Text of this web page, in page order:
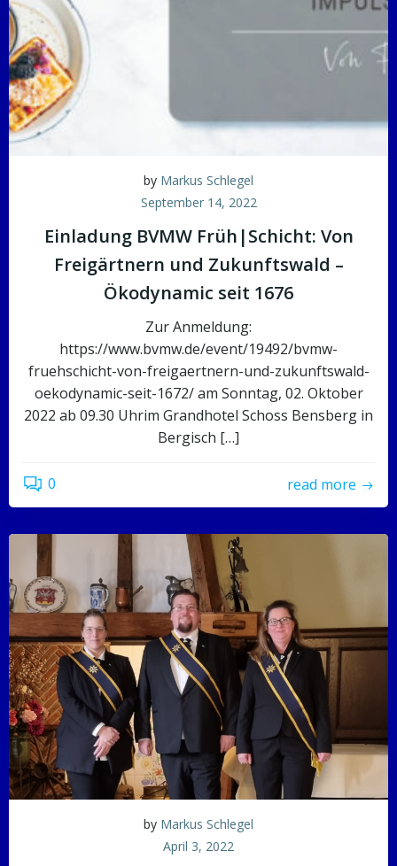
by Markus Schlegel
September 14, 2022
Einladung BVMW Früh|Schicht: Von
Freigärtnern und Zukunftswald –
Ökodynamic seit 1676
Zur Anmeldung:
https://www.bvmw.de/event/19492/bvmw-
fruehschicht-von-freigaertnern-und-zukunftswald-
oekodynamic-seit-1672/ am Sonntag, 02. Oktober
2022 ab 09.30 Uhrim Grandhotel Schoss Bensberg in
Bergisch […]
0 read more
by Markus Schlegel
April 3, 2022